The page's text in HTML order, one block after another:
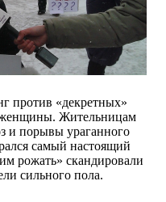
против «декретных»
Жительницам
и порывы ураганного
самый настоящий
рожать» скандировали
сильного пола.